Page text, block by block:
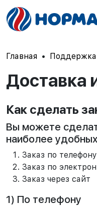
Главная Поддержка
Доставка
Как сделать
Вы можете
наиболее
Заказ по телефону
Заказ по
Заказ через сайт
1) По телефону